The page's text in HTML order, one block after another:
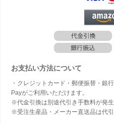
お支払い方法について
・クレジットカード・郵便振替・銀
Payがご利用いただけます。
※代金引換は別途代引き手数料が発生
※受注生産品・メーカー直送品は代